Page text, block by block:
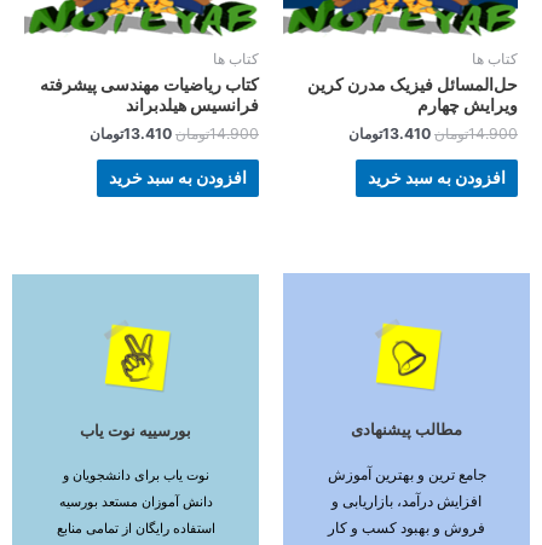
کتاب ها
حل‌المسائل فیزیک مدرن کرین
ویرایش چهارم
14.900تومان 13.410تومان
افزودن به سبد خرید
کتاب ها
کتاب ریاضیات مهندسی پیشرفته
فرانسیس هیلدبراند
14.900تومان 13.410تومان
افزودن به سبد خرید
مطالب پیشنهادی
جامع ترین و بهترین آموزش
افزایش درآمد، بازاریابی و
فروش و بهبود کسب و کار
ادامه مطلب بورسییه نوت یاب
نوت یاب برای دانشجویان و
دانش آموزان مستعد بورسیه
استفاده رایگان از تمامی منابع
ادامه مطلب